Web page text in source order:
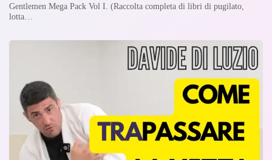
Gentlemen Mega Pack Vol I. (Raccolta completa di libri di pugilato,
lotta…